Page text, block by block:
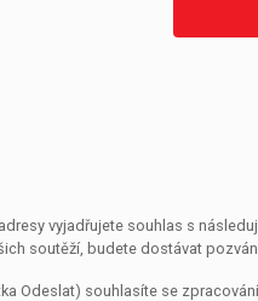
vyjadřujete souhlas s
soutěží, budete dostávat
Odeslat) souhlasíte se